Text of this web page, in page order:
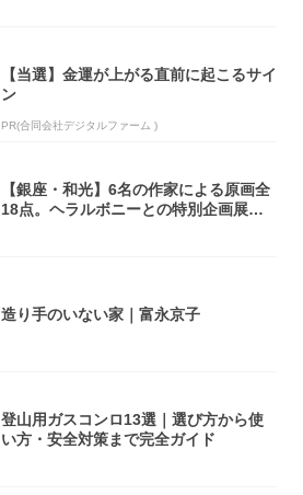
【当選】金運が上がる直前に起こるサイ
ン
PR(合同会社デジタルファーム )
【銀座・和光】6名の作家による原画全
18点。ヘラルボニーとの特別企画展「G
造り手のいない家｜富永京子
登山用ガスコンロ13選｜選び方から使
い方・安全対策まで完全ガイド